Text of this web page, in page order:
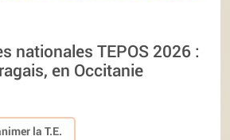
nationales TEPOS 2026 :
en Occitanie
la T.E.